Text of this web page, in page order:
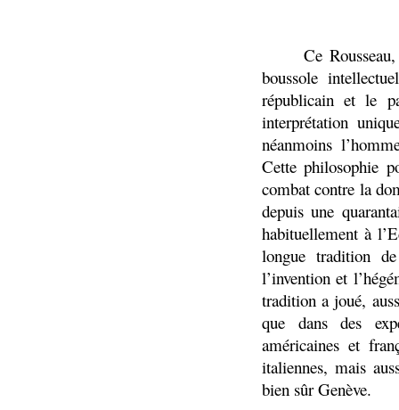
Ce
boussole
républicain et le
interprétation
néanmoins
Cette philosophie
combat contre la
depuis une
habituellement à
longue tradition
l’invention et
tradition a joué,
que dans des
américaines et
italiennes, mais
bien sûr Genève.